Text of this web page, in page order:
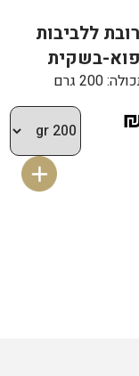
ללביבות
בשקית
200 גרם